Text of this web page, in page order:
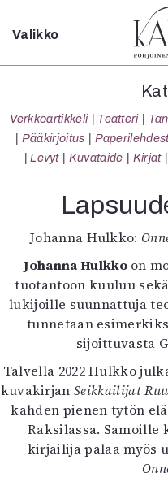
Sulje
In
Valikko
Verkkoartikkeli Teatteri
Pääkirjoitus
Levyt
Kuvataide Kirjat
Johanna Hulkko:
Johanna Hulkko on
tuotantoon kuuluu
lukijoille suunnattuja
tunnetaan
sijoittuvasta
Talvella 2022 Hulkko
kuvakirjanSeikkailijat
kahden pienen tytön
Raksilassa.
kirjailija palaa myös